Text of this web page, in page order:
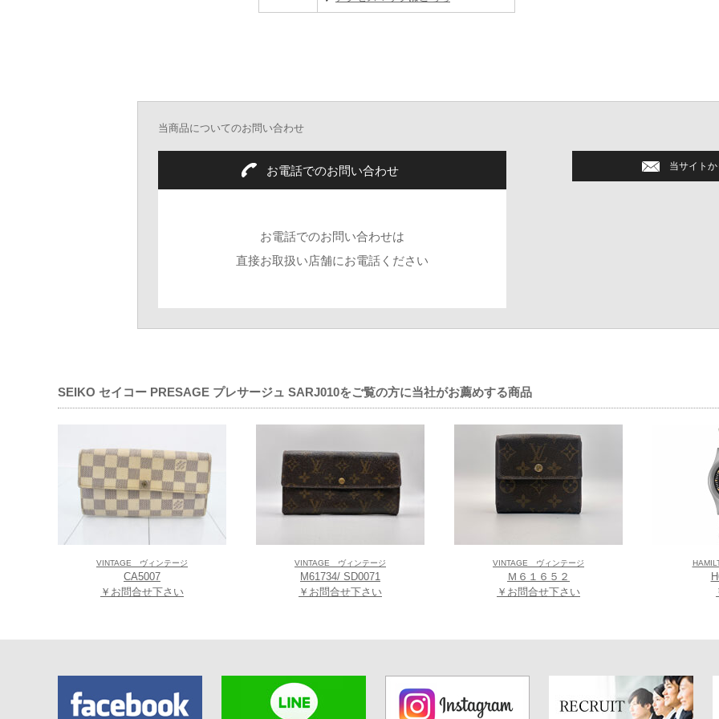
載しながら、時代に合った心地よいデザインで、スマートに、前向きに、自分らしく毎日を送
わせた造語です。
〒543-0055 大阪府大阪市天王寺区悲田院町10-48天王寺ミオプラザ館 3階
(アクセスマップ
【TIME’S GEAR あべのキューズモール店】グローバルブランド コアショップ
〒545-0052 大阪府大阪市阿倍野区阿倍野筋1-6-1 あべのキューズモール Q-227 2階
アクセスマップ)
TEL/FAX:06-6649-3366
(アクセスマップ)
TEL/FAX:072-225-1577
当商品についてのお問い合わせ
お電話でのお問い合わせ
お電話でのお問い合わせは
直接お取扱い店舗にお電話ください
当サイト
SEIKO セイコー PRESAGE プレサージュ SARJ010をご覧の方に当社がお薦めする商品
VINTAGE ヴィンテージ
CA5007
￥お問合せ下さい
VINTAGE ヴィンテージ
M61734/ SD0071
￥お問合せ下さい
VINTAGE ヴィンテージ
Ｍ６１６５２
￥お問合せ下さい